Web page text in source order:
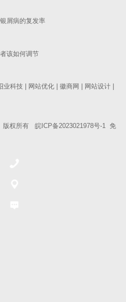
屑病的复发率
该如何调节
业科技 网站优化 徽商网 网站设计
版权所有 皖ICP备2023021978号-1 免